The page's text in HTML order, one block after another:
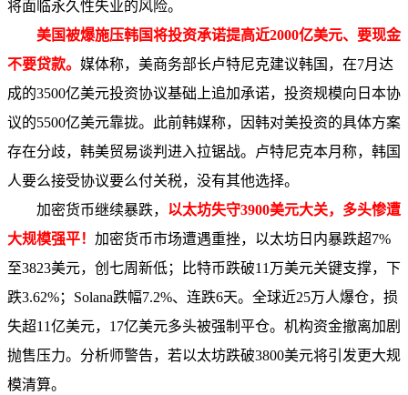
将面临永久性失业的风险。
美国被爆施压韩国将投资承诺提高近2000亿美元、要现金
不要贷款。 媒体称，美商务部长卢特尼克建议韩国，在7月达
成的3500亿美元投资协议基础上追加承诺，投资规模向日本协
议的5500亿美元靠拢。此前韩媒称，因韩对美投资的具体方案
存在分歧，韩美贸易谈判进入拉锯战。卢特尼克本月称，韩国
人要么接受协议要么付关税，没有其他选择。
加密货币继续暴跌， 以太坊失守3900美元大关，多头惨遭
大规模强平！ 加密货币市场遭遇重挫，以太坊日内暴跌超7%
至3823美元，创七周新低；比特币跌破11万美元关键支撑，下
跌3.62%；Solana跌幅7.2%、连跌6天。全球近25万人爆仓，损
失超11亿美元，17亿美元多头被强制平仓。机构资金撤离加剧
抛售压力。分析师警告，若以太坊跌破3800美元将引发更大规
模清算。